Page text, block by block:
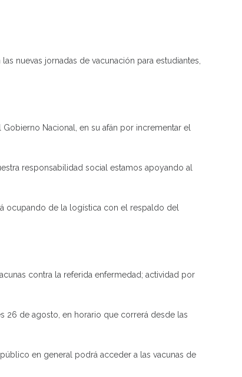
nuevas jornadas de vacunación para estudiantes,
Nacional, en su afán por incrementar el
responsabilidad social estamos apoyando al
ocupando de la logística con el respaldo del
contra la referida enfermedad; actividad por
26 de agosto, en horario que correrá desde las
en general podrá acceder a las vacunas de